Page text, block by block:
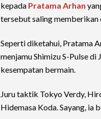
kepada Pratama Arhan
tersebut saling memberikan
Seperti diketahui, Pratama
menjamu Shimizu S-Pulse
kesempatan bermain.
Juru taktik Tokyo Verdy,
Hidemasa Koda. Sayang, ia